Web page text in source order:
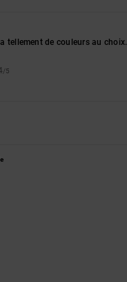
tellement de couleurs au choix.
/5